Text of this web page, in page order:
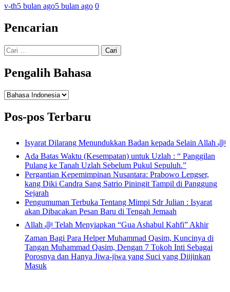
v-th5 bulan ago5 bulan ago 0
Pencarian
Cari
untuk:
Pengalih Bahasa
Pengalih
Pos-pos Terbaru
Isyarat Dilarang Menundukkan Badan kepada Selain Allah ﷻ
Ada Batas Waktu (Kesempatan) untuk Uzlah : “ Panggilan
Pulang ke Tanah Uzlah Sebelum Pukul Sepuluh.”
Pergantian Kepemimpinan Nusantara: Prabowo Lengser,
kang Diki Candra Sang Satrio Piningit Tampil di Panggung
Sejarah
Pengumuman Terbuka Tentang Mimpi Sdr Julian : Isyarat
akan Dibacakan Pesan Baru di Tengah Jemaah
Allah ﷻ Telah Menyiapkan “Gua Ashabul Kahfi” Akhir
Zaman Bagi Para Helper Muhammad Qasim, Kuncinya di
Tangan Muhammad Qasim, Dengan 7 Tokoh Inti Sebagai
Porosnya dan Hanya Jiwa-jiwa yang Suci yang Diijinkan
Masuk